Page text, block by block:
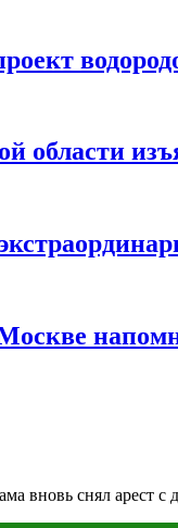
области
вновь снял арест с